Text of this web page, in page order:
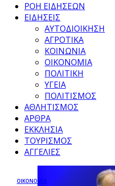
ΡΟΗ ΕΙΔΗΣΕΩΝ
ΕΙΔΗΣΕΙΣ
ΑΥΤΟΔΙΟΙΚΗΣΗ
ΑΓΡΟΤΙΚΑ
ΚΟΙΝΩΝΙΑ
ΟΙΚΟΝΟΜΙΑ
ΠΟΛΙΤΙΚΗ
ΥΓΕΙΑ
ΠΟΛΙΤΙΣΜΟΣ
ΑΘΛΗΤΙΣΜΟΣ
ΑΡΘΡΑ
ΕΚΚΛΗΣΙΑ
ΤΟΥΡΙΣΜΟΣ
ΑΓΓΕΛΙΕΣ
ΟΙΚΟΝΟΜΙΑ